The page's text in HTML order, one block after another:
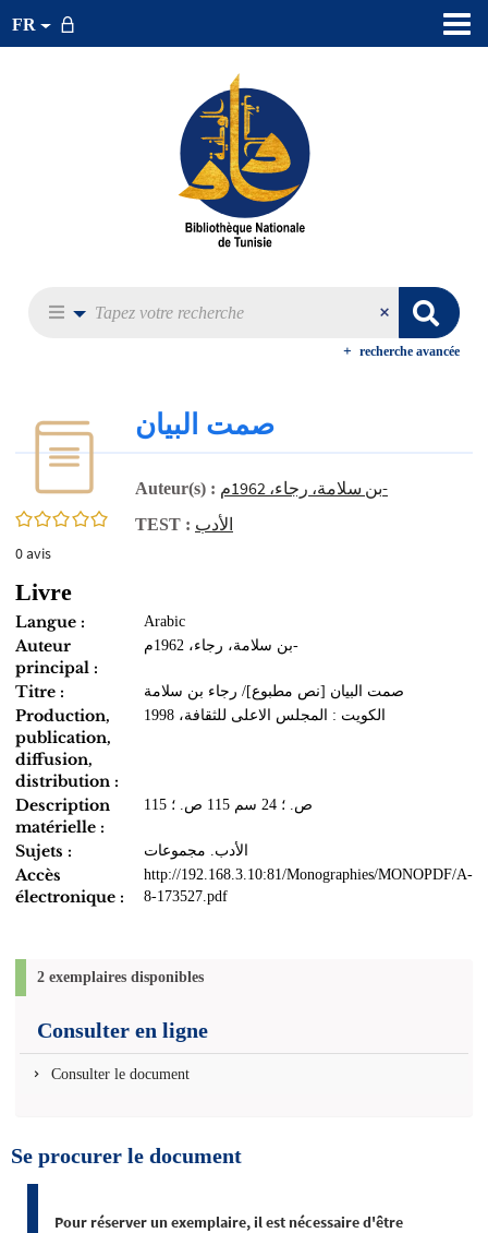
FR
recherche avancée
0/5
0avis
صمت البيان
Auteur(s) : بن سلامة، رجاء، 1962م-
TEST : الأدب
Livre
Langue : Arabic
Auteur
principal :
بن سلامة، رجاء، 1962م-
Titre : صمت البيان [نص مطبوع]/ رجاء بن سلامة
Production,
publication,
diffusion,
distribution :
الكويت : المجلس الاعلى للثقافة، 1998
Description
matérielle :
115 ص. ؛ 24 سم 115 ص. ؛
Sujets : الأدب. مجموعات
Accès
électronique :
http://192.168.3.10:81/Monographies/MONOPDF/A-
8-173527.pdf
2 exemplaires disponibles
Consulter en ligne
Consulter le document
Se procurer le document
Pour réserver un exemplaire, il est nécessaire d'être